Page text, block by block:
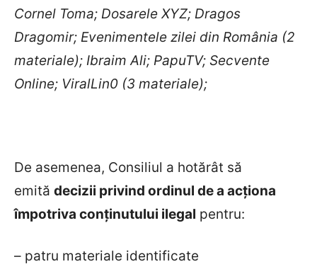
Cornel Toma; Dosarele XYZ; Dragos
Dragomir; Evenimentele zilei din România (2
materiale); Ibraim Ali; PapuTV; Secvente
Online; ViralLin0 (3 materiale);
De asemenea, Consiliul a hotărât să
emită decizii privind ordinul de a acționa
împotriva conținutului ilegal pentru:
– patru materiale identificate